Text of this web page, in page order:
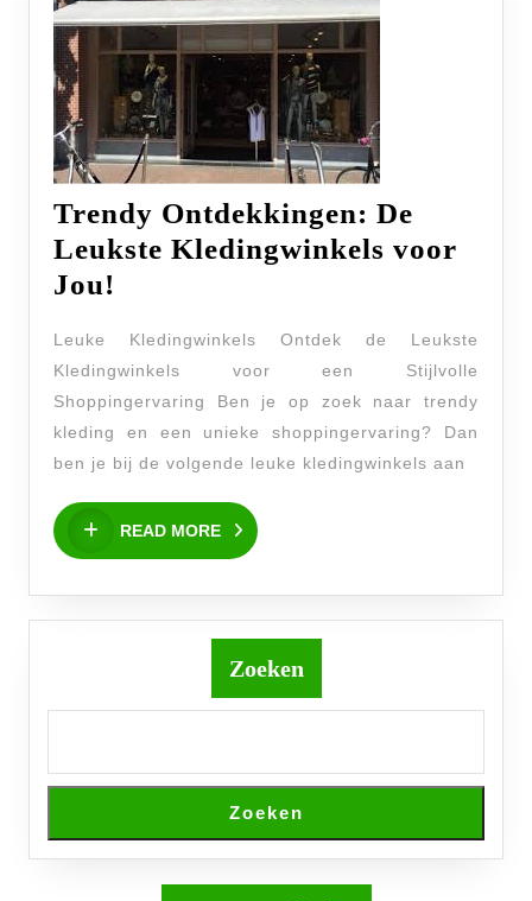
Trendy Ontdekkingen: De
Leukste Kledingwinkels voor
Jou!
De
Leukste
Kledingwinkels
voor
Jou!
Leuke Kledingwinkels Ontdek de Leukste
Kledingwinkels voor een Stijlvolle
Shoppingervaring Ben je op zoek naar trendy
kleding en een unieke shoppingervaring? Dan
ben je bij de volgende leuke kledingwinkels aan
READ MORE
READ
MORE
Zoeken
Zoeken